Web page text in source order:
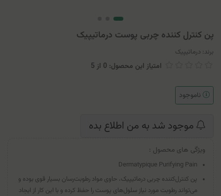
پن کنترل کننده چربی پوست درماتیپیک
برند: درماتیپیک
امتیاز این محصول: 0 از 5
ناموجود
موجود شد به من اطلاع بده
ویژگی های محصول :
Dermatypique Purifying Pain
پن کنترل‌کننده چربی درماتیپیک، حاوی مواد رطوبت‌رسان بسیار قوی بوده و
می‌تواند رطوبت مورد نیاز سلول‌های پوست را حفظ کرده و با این کار از ایجاد